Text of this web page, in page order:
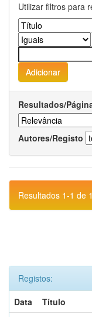
Utilizar filtros para
Resultados/
Autores/Registo
Resultados 1-1 de
Registos:
Data
Título